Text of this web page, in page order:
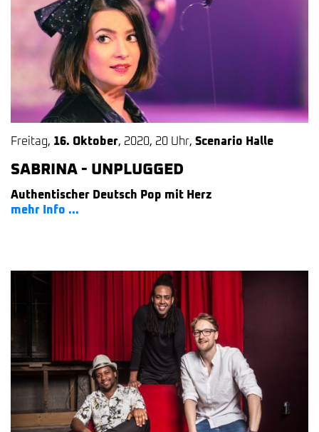
Freitag, 16. Oktober, 2020, 20 Uhr, Scenario Halle
SABRINA - UNPLUGGED
Authentischer Deutsch Pop mit Herz
mehr Info ...